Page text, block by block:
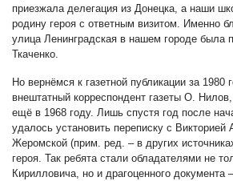
приезжала делегация из Донецка, а наши
родину героя с ответным визитом. Именно
улица Ленинградская в нашем городе была
Ткаченко.
Но вернёмся к газетной публикации за 1980
внештатный корреспондент газеты О.
ещё в 1968 году. Лишь спустя год после
удалось установить переписку с Викторией
Жеромской (прим. ред. – в других
героя. Так ребята стали обладателями не
Кирилловича, но и драгоценного документа